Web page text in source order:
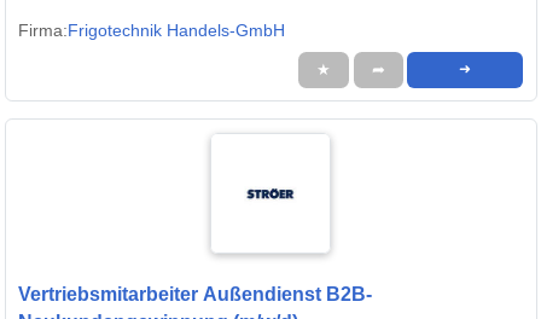
Firma:Frigotechnik Handels-GmbH
★ ➦ ➜
Vertriebsmitarbeiter Außendienst B2B-